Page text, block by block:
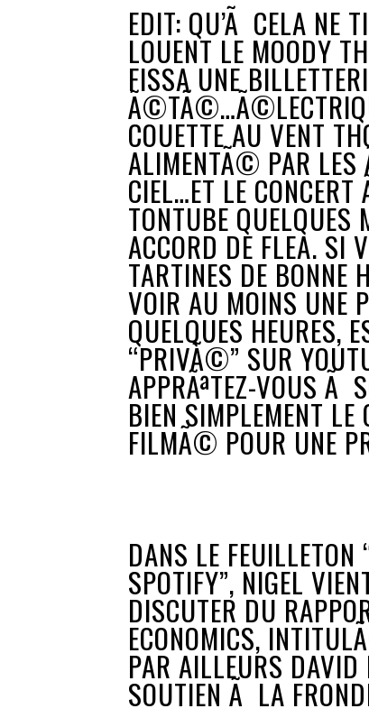
EDIT: QU’Ã CELA NE
LOUENT LE MOODY
FISSA UNE
COUETTE AU VENT
ALIMENTÃ© PAR
CIEL…ET LE
TONTUBE QUELQUES
ACCORD DE FLEA. SI
TARTINES DE BONNE
VOIR AU MOINS UNE
QUELQUES HEURES,
“PRIVÃ©” SUR
APPRÃªTEZ-VOUS Ã
BIEN SIMPLEMENT
FILMÃ© POUR UNE
DANS LE FEUILLETON
SPOTIFY”, NIGEL
DISCUTER DU
ECONOMICS,
PAR AILLEURS DAVID
SOUTIEN Ã LA